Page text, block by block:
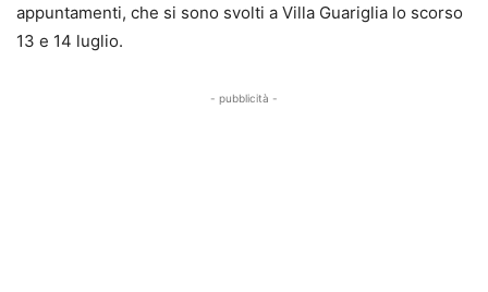
appuntamenti, che si sono svolti a Villa Guariglia lo scorso
13 e 14 luglio.
- pubblicità -